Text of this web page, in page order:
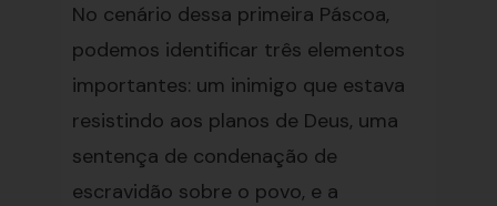
No cenário dessa primeira Páscoa,
podemos identificar três elementos
importantes: um inimigo que estava
resistindo aos planos de Deus, uma
sentença de condenação de
escravidão sobre o povo, e a